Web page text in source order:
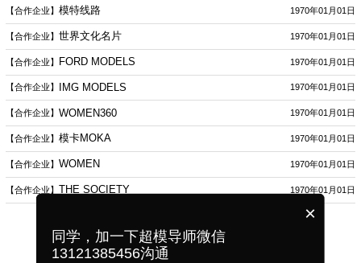
【合作企业】 模特线路 1970年01月01日
【合作企业】 世界文化名片 1970年01月01日
【合作企业】 FORD MODELS 1970年01月01日
【合作企业】 IMG MODELS 1970年01月01日
【合作企业】 WOMEN360 1970年01月01日
【合作企业】 模卡MOKA 1970年01月01日
【合作企业】 WOMEN 1970年01月01日
【合作企业】 THE SOCIETY 1970年01月01日
共1页/12条记录
×
同学，加一下超模导师微信
13121385456沟通